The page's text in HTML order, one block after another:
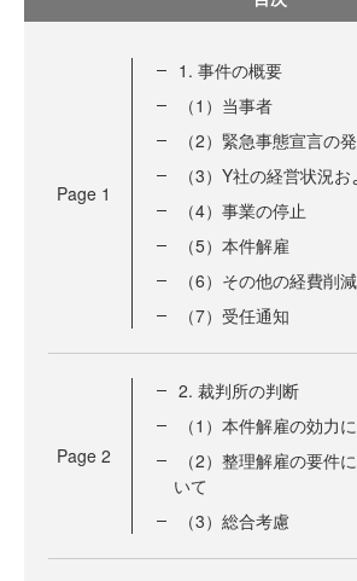
Page 1
1. 事件の概要
（1）当事者
（2）緊急事態宣言の
（3）Y社の経営状況
（4）事業の停止
（5）本件解雇
（6）その他の経費削
（7）受任通知
Page 2
2. 裁判所の判断
（1）本件解雇の効力
（2）整理解雇の要件
いて
（3）総合考慮